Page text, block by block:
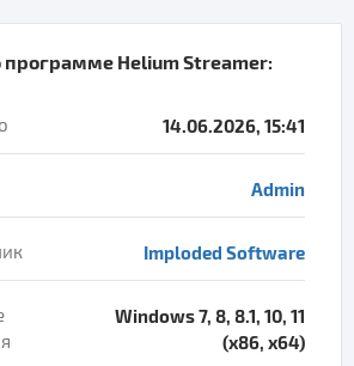
программе Helium Streamer:
14.06.2026, 15:41
Admin
Imploded Software
Windows 7, 8, 8.1, 10, 11
(x86, x64)